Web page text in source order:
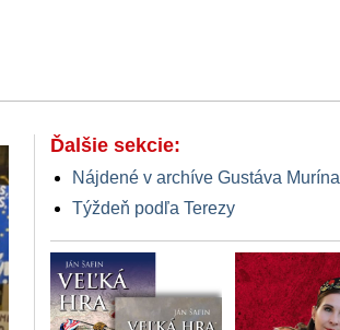
Ďalšie sekcie:
Nájdené v archíve Gustáva Murína
Týždeň podľa Terezy